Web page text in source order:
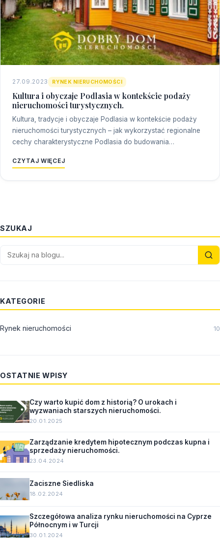
27.09.2023 RYNEK NIERUCHOMOŚCI
Kultura i obyczaje Podlasia w kontekście podaży
nieruchomości turystycznych.
Kultura, tradycje i obyczaje Podlasia w kontekście podaży
nieruchomości turystycznych – jak wykorzystać regionalne
cechy charakterystyczne Podlasia do budowania…
CZYTAJ WIĘCEJ
SZUKAJ
KATEGORIE
Rynek nieruchomości 10
OSTATNIE WPISY
Czy warto kupić dom z historią? O urokach i
wyzwaniach starszych nieruchomości.
20.01.2025
Zarządzanie kredytem hipotecznym podczas kupna i
sprzedaży nieruchomości.
23.04.2024
Zaciszne Siedliska
18.02.2024
Szczegółowa analiza rynku nieruchomości na Cyprze
Północnym i w Turcji
30.01.2024